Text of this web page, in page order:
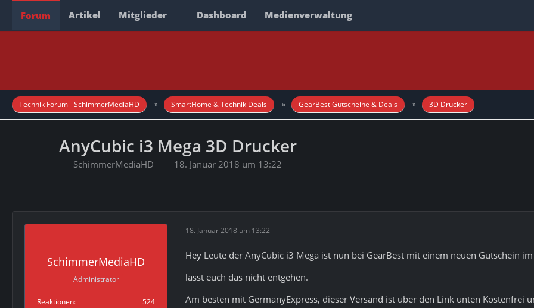
Forum Artikel Mitglieder Dashboard Medienverwaltung
Technik Forum - SchimmerMediaHD SmartHome & Technik Deals GearBest Gutscheine & Deals 3D Drucker
AnyCubic i3 Mega 3D Drucker
SchimmerMediaHD 18. Januar 2018 um 13:22
SchimmerMediaHD
Administrator
Reaktionen
524
18. Januar 2018 um 13:22
Hey Leute der AnyCubic i3 Mega ist nun bei GearBest mit einem neuen Gutschein
lasst euch das nicht entgehen.
Am besten mit GermanyExpress, dieser Versand ist über den Link unten Kostenfrei